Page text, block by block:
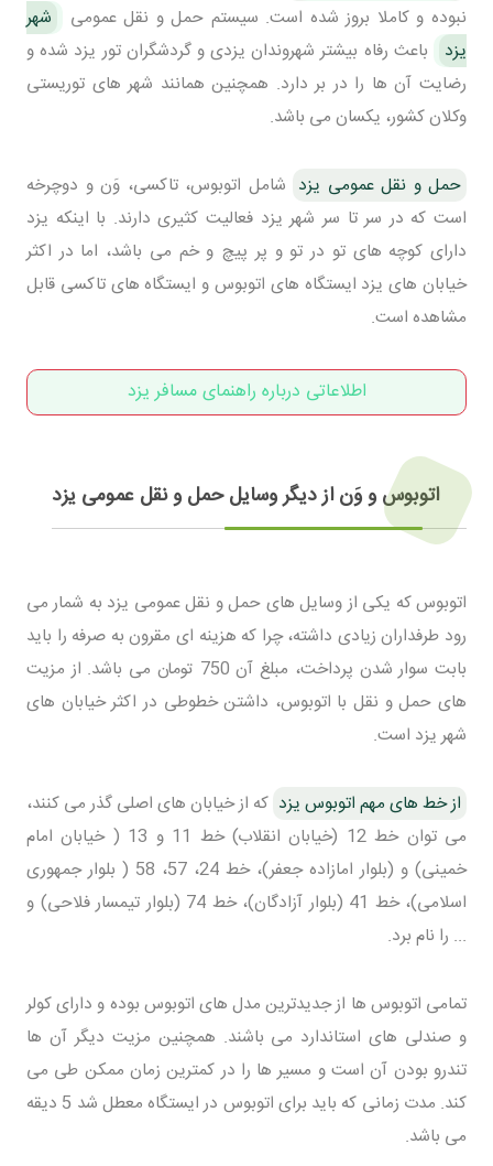
نبوده و کاملا بروز شده است. سیستم حمل و نقل عمومی
شهر
یزد
باعث رفاه بیشتر شهروندان یزدی و گردشگران تور یزد شده و
رضایت آن ها را در بر دارد. همچنین همانند شهر های توریستی
وکلان کشور، یکسان می باشد.
حمل و نقل عمومی یزد شامل اتوبوس، تاکسی، وَن و دوچرخه
است که در سر تا سر شهر یزد فعالیت کثیری دارند. با اینکه یزد
دارای کوچه های تو در تو و پر پیچ و خم می باشد، اما در اکثر
خیابان های یزد ایستگاه های اتوبوس و ایستگاه های تاکسی قابل
مشاهده است.
اطلاعاتی درباره راهنمای مسافر یزد
اتوبوس و وَن از دیگر وسایل حمل و نقل عمومی یزد
اتوبوس که یکی از وسایل های حمل و نقل عمومی یزد به شمار می
رود طرفداران زیادی داشته، چرا که هزینه ای مقرون به صرفه را باید
بابت سوار شدن پرداخت، مبلغ آن 750 تومان می باشد. از مزیت
های حمل و نقل با اتوبوس، داشتن خطوطی در اکثر خیابان های
شهر یزد است.
از خط های مهم اتوبوس یزد که از خیابان های اصلی گذر می کنند،
می توان خط 12 (خیابان انقلاب) خط 11 و 13 ( خیابان امام
خمینی) و (بلوار امازاده جعفر)، خط 24، 57، 58 ( بلوار جمهوری
اسلامی)، خط 41 (بلوار آزادگان)، خط 74 (بلوار تیمسار فلاحی) و
... را نام برد.
تمامی اتوبوس ها از جدیدترین مدل های اتوبوس بوده و دارای کولر
و صندلی های استاندارد می باشند. همچنین مزیت دیگر آن ها
تندرو بودن آن است و مسیر ها را در کمترین زمان ممکن طی می
کند. مدت زمانی که باید برای اتوبوس در ایستگاه معطل شد 5 دیقه
می باشد.